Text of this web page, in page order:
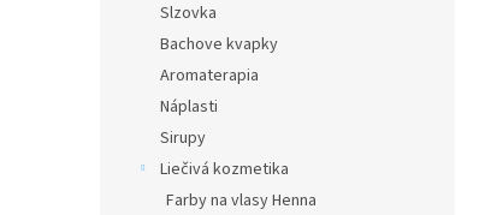
Slzovka
Bachove kvapky
Aromaterapia
Náplasti
Sirupy
Liečivá kozmetika
Farby na vlasy Henna